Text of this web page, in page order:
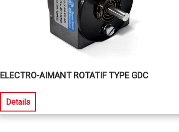
ELECTRO-AIMANT ROTATIF TYPE GDC
Details